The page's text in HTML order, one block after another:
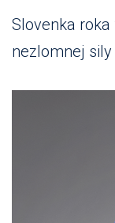
Slovenka roka
nezlomnej sily